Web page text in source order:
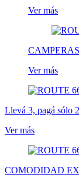
Ver más
CAMPERAS
Ver más
Llevá 3, pagá sólo
Ver más
COMODIDAD